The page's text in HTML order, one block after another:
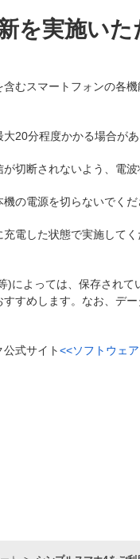
を実施い
むスマートフォンの各
20分程度かかる場合があ
切断されないよう、電
の電源を切らないでくだ
電した状態で実施して
)によっては、保存され
すめします。なお、デ
式サイト<<ソフトウェ